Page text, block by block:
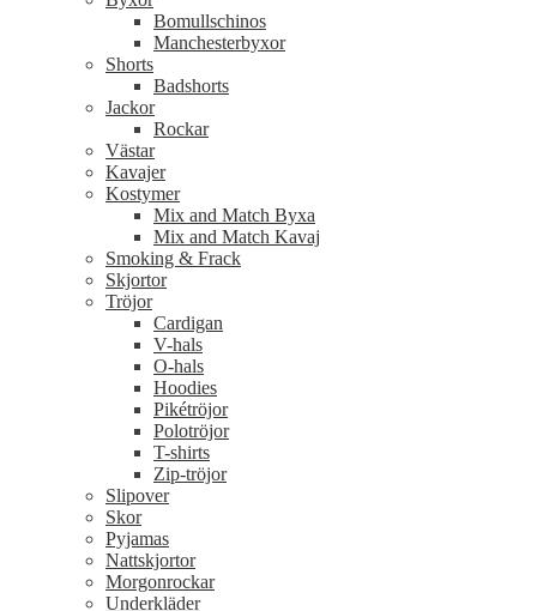
Bomullschinos
Manchesterbyxor
Shorts
Badshorts
Jackor
Rockar
Västar
Kavajer
Kostymer
Mix and Match Byxa
Mix and Match Kavaj
Smoking & Frack
Skjortor
Tröjor
Cardigan
V-hals
O-hals
Hoodies
Pikétröjor
Polotröjor
T-shirts
Zip-tröjor
Slipover
Skor
Pyjamas
Nattskjortor
Morgonrockar
Underkläder